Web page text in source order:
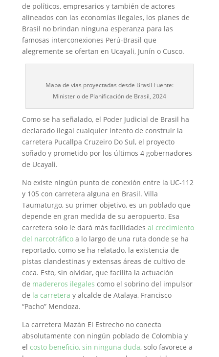
de políticos, empresarios y también de actores
alineados con las economías ilegales, los planes de
Brasil no brindan ninguna esperanza para las
famosas interconexiones Perú-Brasil que
alegremente se ofertan en Ucayali, Junín o Cusco.
Mapa de vías proyectadas desde Brasil Fuente:
Ministerio de Planificación de Brasil, 2024
Como se ha señalado, el Poder Judicial de Brasil ha
declarado ilegal cualquier intento de construir la
carretera Pucallpa Cruzeiro Do Sul, el proyecto
soñado y prometido por los últimos 4 gobernadores
de Ucayali.
No existe ningún punto de conexión entre la UC-112
y 105 con carretera alguna en Brasil. Villa
Taumaturgo, su primer objetivo, es un poblado que
depende en gran medida de su aeropuerto. Esa
carretera solo le dará más facilidades al crecimiento
del narcotráficoa lo largo de una ruta donde se ha
reportado, como se ha relatado, la existencia de
pistas clandestinas y extensas áreas de cultivo de
coca. Esto, sin olvidar, que facilita la actuación
de madereros ilegales como el sobrino del impulsor
de la carretera y alcalde de Atalaya, Francisco
“Pacho” Mendoza.
La carretera Mazán El Estrecho no conecta
absolutamente con ningún poblado de Colombia y
el costo beneficio, sin ninguna duda, solo favorece a